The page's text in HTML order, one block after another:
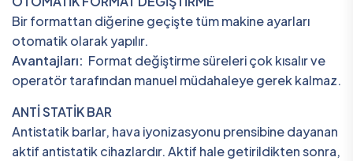
Bir formattan diğerine geçişte tüm makine ayarları
otomatik olarak yapılır.
Avantajları: Format değiştirme süreleri çok kısalır ve
operatör tarafından manuel müdahaleye gerek kalmaz.
ANTİ STATİK BAR
Antistatik barlar, hava iyonizasyonu prensibine dayanan
aktif antistatik cihazlardır. Aktif hale getirildikten sonra,